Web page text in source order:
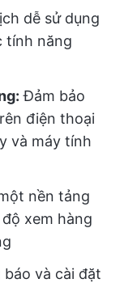
dễ sử dụng
tính năng
Đảm bảo
điện thoại
và máy tính
nền tảng
xem hàng
và cài đặt